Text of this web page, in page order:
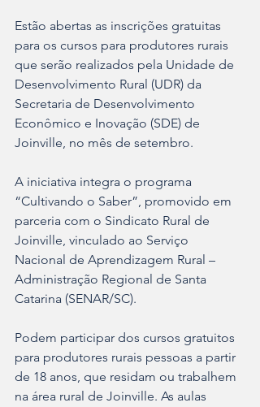
Estão abertas as inscrições gratuitas
para os cursos para produtores rurais
que serão realizados pela Unidade de
Desenvolvimento Rural (UDR) da
Secretaria de Desenvolvimento
Econômico e Inovação (SDE) de
Joinville, no mês de setembro.
A iniciativa integra o programa
“Cultivando o Saber”, promovido em
parceria com o Sindicato Rural de
Joinville, vinculado ao Serviço
Nacional de Aprendizagem Rural –
Administração Regional de Santa
Catarina (SENAR/SC).
Podem participar dos cursos gratuitos
para produtores rurais pessoas a partir
de 18 anos, que residam ou trabalhem
na área rural de Joinville. As aulas